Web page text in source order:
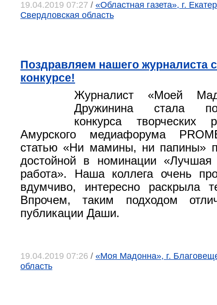
19.04.2019 07:27 / «Областная газета», г.
Свердловская область
Поздравляем нашего журналиста
конкурсе!
Журналист «Моей
Дружинина стала
конкурса творческих
Амурского медиафорума
статью «Ни мамины, ни папины»
достойной в номинации «Лучшая
работа». Наша коллега очень
вдумчиво, интересно раскрыла
Впрочем, таким подходом
публикации Даши.
19.04.2019 07:26 / «Моя Мадонна», г.
область